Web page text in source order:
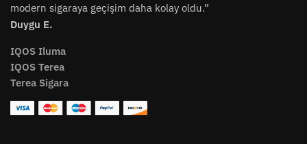
modern sigaraya geçişim daha kolay oldu.”
Duygu E.
IQOS Iluma
IQOS Terea
Terea Sigara